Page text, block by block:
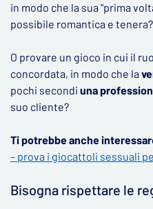
in modo che la sua "prima
possibile romantica e tenera?
O provare un gioco in cui il
concordata, in modo che la
pochi secondi una
suo cliente?
Ti potrebbe anche
– prova i giocattoli sessuali
Bisogna rispettare le